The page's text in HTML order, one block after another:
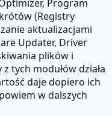
Program
(Registry
aktualizacjami
Updater, Driver
plików i
tych modułów działa
daje dopiero ich
w dalszych